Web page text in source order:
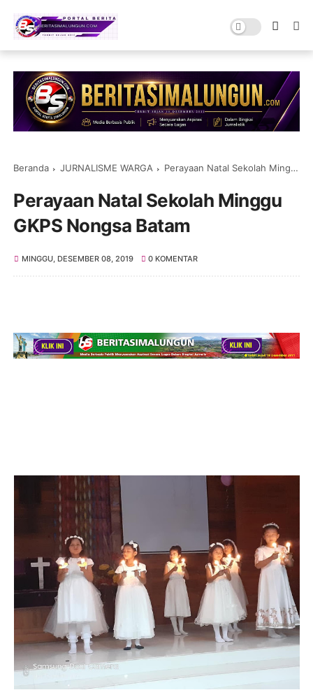
Beranda JURNALISME WARGA Perayaan Natal Sekolah Minggu GKPS Nongsa Batam
Perayaan Natal Sekolah Minggu
GKPS Nongsa Batam
MINGGU, DESEMBER 08, 2019 0 KOMENTAR